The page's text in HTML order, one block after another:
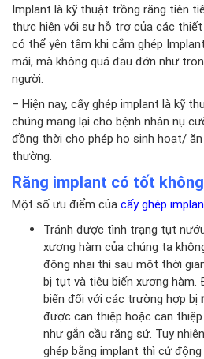
Implant là kỹ thuật trồng răng tiên
thực hiện với sự hỗ trợ của các thiết
có thể yên tâm khi cắm ghép
mái, mà không quá đau đớn như
người.
– Hiện nay, cấy ghép implant là kỹ
chúng mang lại cho bệnh nhân nụ
đồng thời cho phép họ sinh hoạt/
thường.
Răng implant có tốt
Một số ưu điểm của cấy ghép
Tránh được tình trạng tụt
xương hàm của chúng ta
động nhai thì sau một thời
bị tụt và tiêu biến xương hàm.
biến đối với các trường hợp bị
được can thiệp hoặc can
như gắn cầu răng sứ. Tuy
ghép bằng implant thì cử